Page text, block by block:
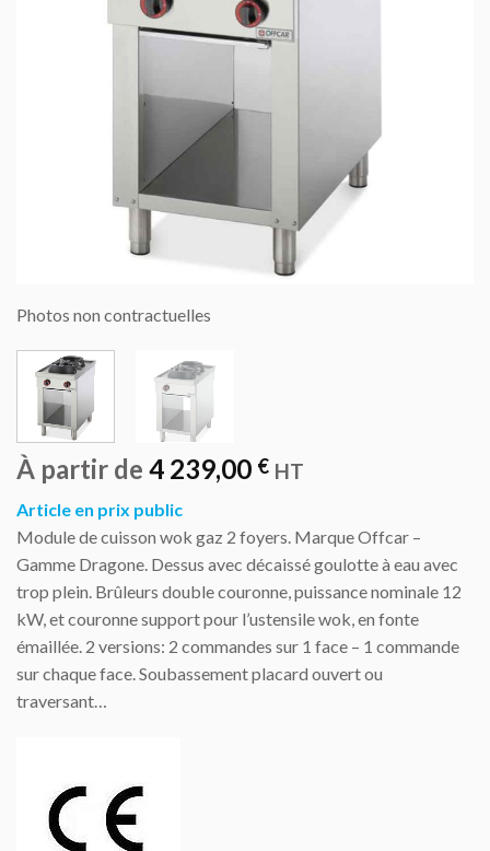
Photos non contractuelles
À partir de 4 239,00 € HT
Article en prix public
Module de cuisson wok gaz 2 foyers. Marque Offcar –
Gamme Dragone. Dessus avec décaissé goulotte à eau avec
trop plein. Brûleurs double couronne, puissance nominale 12
kW, et couronne support pour l’ustensile wok, en fonte
émaillée. 2 versions: 2 commandes sur 1 face – 1 commande
sur chaque face. Soubassement placard ouvert ou
traversant…